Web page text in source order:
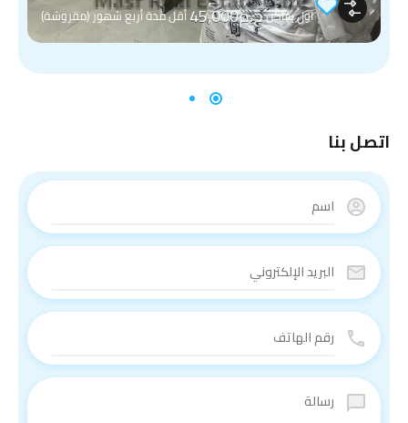
اول ساكنج.م45,000 أقل مدة أربع شهور (مفروشة)
اتصل بنا